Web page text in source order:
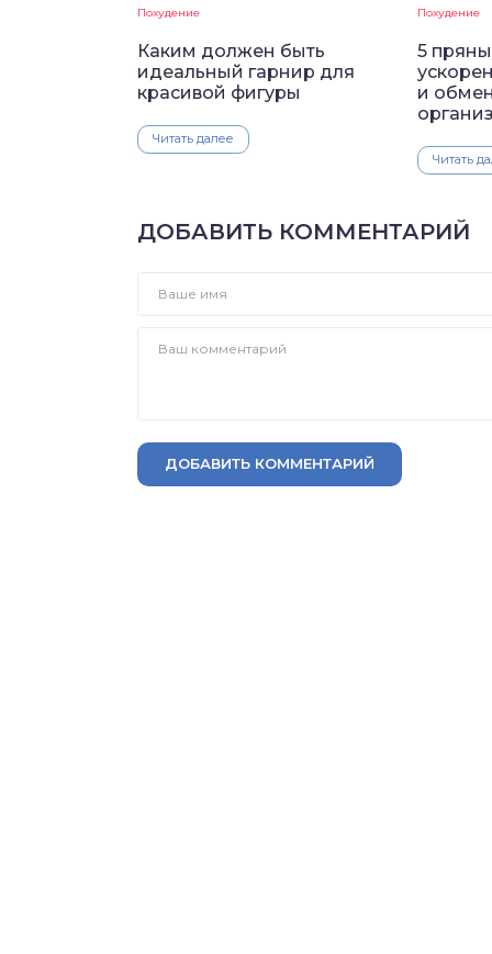
Похудение
Каким должен быть
идеальный гарнир для
красивой фигуры
Читать далее
Похудение
5
и
Читать
ДОБАВИТЬ КОММЕНТАРИЙ
ДОБАВИТЬ КОММЕНТАРИЙ